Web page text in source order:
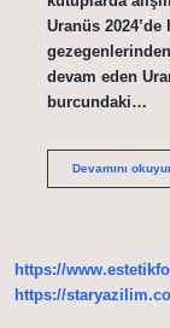
Uranüs
devam eden
burcundaki…
Devamını
https://
https://